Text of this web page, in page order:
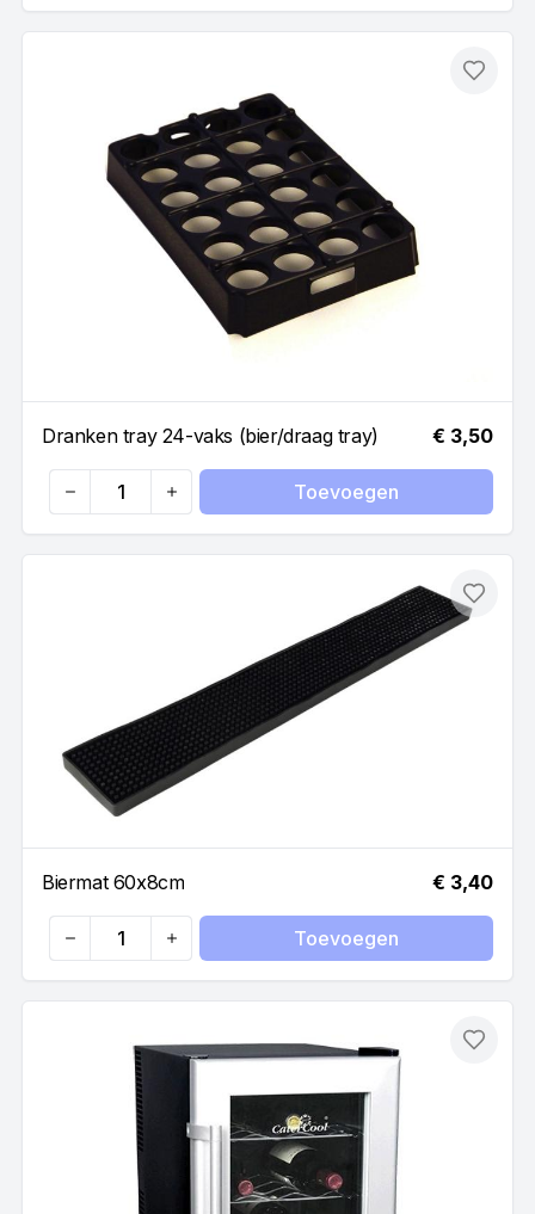
Dranken tray 24-vaks (bier/draag tray) € 3,50
Quantity
Toevoegen
Biermat 60x8cm € 3,40
Quantity
Toevoegen